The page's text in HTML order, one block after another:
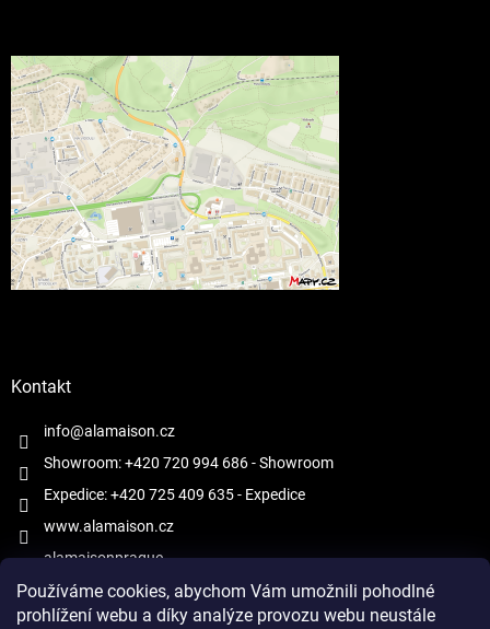
Používáme cookies, abychom Vám umožnili pohodlné
prohlížení webu a díky analýze provozu webu neustále
Kontakt
info@alamaison.cz
Showroom: +420 720 994 686- Showroom
Expedice: +420 725 409 635- Expedice
www.alamaison.cz
alamaisonprague